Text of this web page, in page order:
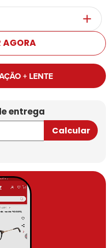
AGORA
+ LENTE